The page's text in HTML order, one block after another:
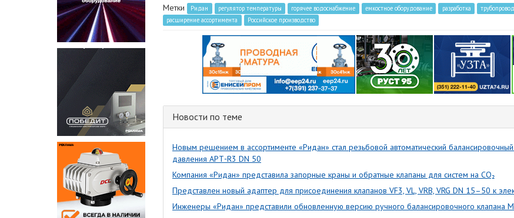
Метки Ридан регулятор температуры горячее водоснабжение емкостное оборудование разработка
расширение ассортимента
Российское производство
Новости по теме
Новым решением в ассортименте «Ридан» стал резьбовой автоматический
давления APT‑R3 DN 50
Компания «Ридан» представила запорные краны и обратные клапаны для систем на CO₂
Представлен новый адаптер для присоединения клапанов VF3, VL, VRB, VRG DN 15–50 к
Инженеры «Ридан» представили обновленную версию ручного балансировочного клапана